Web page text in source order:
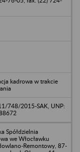
kadrowa w trakcie
748/2015-SAK, UNP:
Spółdzielnia
we Włocławku
Remontowy, 87-